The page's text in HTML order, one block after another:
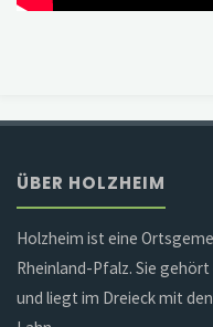
ÜBER HOLZHEIM
Holzheim ist eine
Rheinland-Pfalz. Sie
und liegt im Dreieck mit